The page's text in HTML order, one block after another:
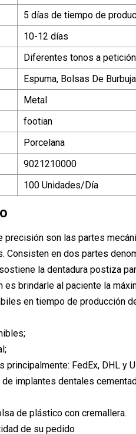
5 días de tiempo de
10-12 días
Diferentes tonos a petición
Espuma, Bolsas De
Metal
footian
Porcelana
9021210000
100 Unidades/Día
precisión son las partes
Consisten en dos partes
la dentadura postiza
brindarle al paciente la
en tiempo de producción
principalmente: FedEx, DHL y
implantes dentales
de plástico con cremallera.
de su pedido